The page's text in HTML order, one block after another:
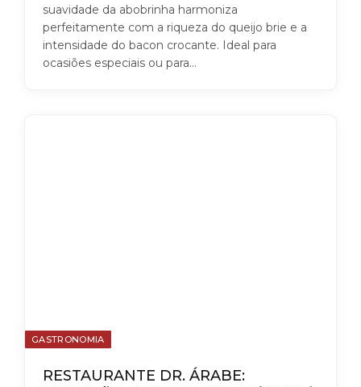
suavidade da abobrinha harmoniza
perfeitamente com a riqueza do queijo brie e a
intensidade do bacon crocante. Ideal para
ocasiões especiais ou para…
GASTRONOMIA
RESTAURANTE DR. ÁRABE: